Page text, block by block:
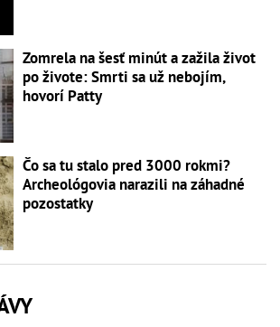
Zomrela na šesť minút a zažila život
po živote: Smrti sa už nebojím,
hovorí Patty
Čo sa tu stalo pred 3000 rokmi?
Archeológovia narazili na záhadné
pozostatky